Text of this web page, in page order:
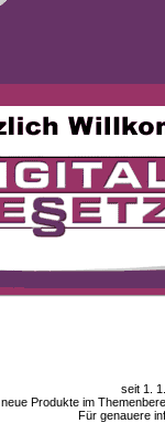
seit 1.
neue Produkte im
Für genauere